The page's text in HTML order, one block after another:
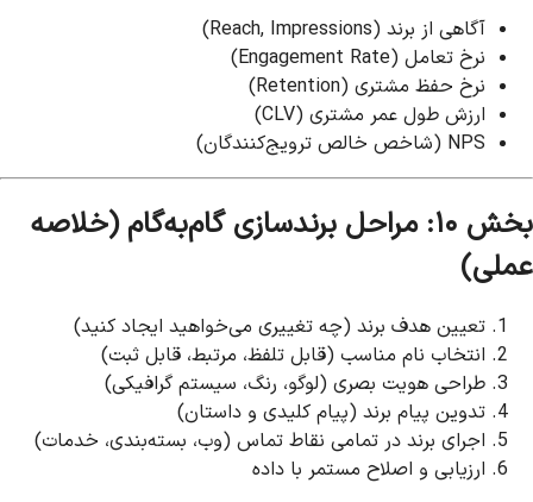
آگاهی از برند (Reach, Impressions)
نرخ تعامل (Engagement Rate)
نرخ حفظ مشتری (Retention)
ارزش طول عمر مشتری (CLV)
NPS (شاخص خالص ترویج‌کنندگان)
بخش ۱۰: مراحل برندسازی گام‌به‌گام (خلاصه
عملی)
تعیین هدف برند (چه تغییری می‌خواهید ایجاد کنید)
انتخاب نام مناسب (قابل تلفظ، مرتبط، قابل ثبت)
طراحی هویت بصری (لوگو، رنگ، سیستم گرافیکی)
تدوین پیام برند (پیام کلیدی و داستان)
اجرای برند در تمامی نقاط تماس (وب، بسته‌بندی، خدمات)
ارزیابی و اصلاح مستمر با داده